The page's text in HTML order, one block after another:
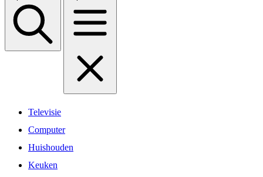
Televisie
Computer
Huishouden
Keuken